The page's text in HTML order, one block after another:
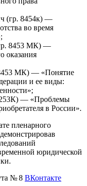
(гр. 8454к) —
во время
8453 МК) —
оказания
МК) — «Понятие
и ее виды:
— «Проблемы
в России».
пленарного
юридической
№ 8 ВКонтакте